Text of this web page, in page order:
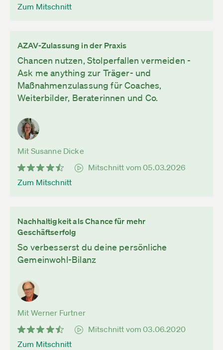
Zum Mitschnitt
AZAV-Zulassung in der Praxis
Chancen nutzen, Stolperfallen vermeiden -
Ask me anything zur Träger- und
Maßnahmenzulassung für Coaches,
Weiterbilder, Beraterinnen und Co.
Mit Susanne Dicke
Mitschnitt vom 05.03.2026
Zum Mitschnitt
Nachhaltigkeit als Chance für mehr
Geschäftserfolg
So verbesserst du deine persönliche
Gemeinwohl-Bilanz
Mit Werner Furtner
Mitschnitt vom 03.06.2020
Zum Mitschnitt